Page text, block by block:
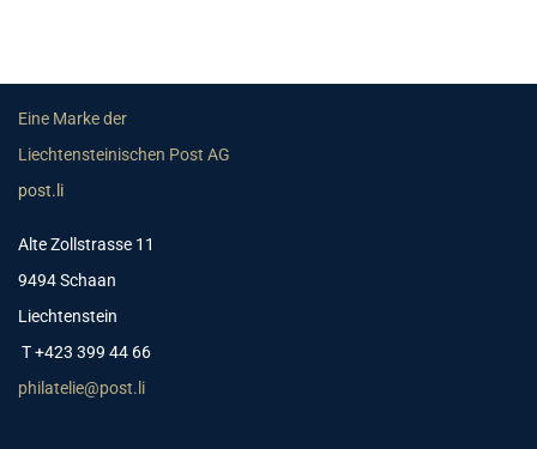
Eine Marke der
Liechtensteinischen Post AG
post.li
Alte Zollstrasse 11
9494 Schaan
Liechtenstein
T +423 399 44 66
philatelie@post.li